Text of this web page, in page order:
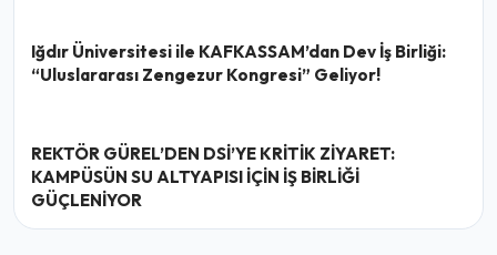
Iğdır Üniversitesi ile KAFKASSAM’dan Dev İş Birliği:
“Uluslararası Zengezur Kongresi” Geliyor!
REKTÖR GÜREL’DEN DSİ’YE KRİTİK ZİYARET:
KAMPÜSÜN SU ALTYAPISI İÇİN İŞ BİRLİĞİ
GÜÇLENİYOR